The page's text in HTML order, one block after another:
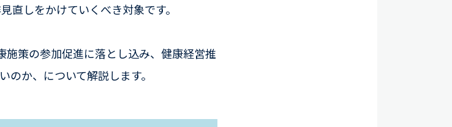
直しをかけていくべき対象です。
策の参加促進に落とし込み、健康経営推
か、について解説します。